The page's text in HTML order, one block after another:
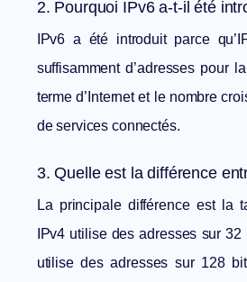
2. Pourquoi IPv6 a-t-il été
IPv6 a été introduit parce
suffisamment d’adresses pour
terme d’Internet et le nombre
de services connectés.
3. Quelle est la différence
La principale différence est la
IPv4 utilise des adresses sur 32
utilise des adresses sur 128